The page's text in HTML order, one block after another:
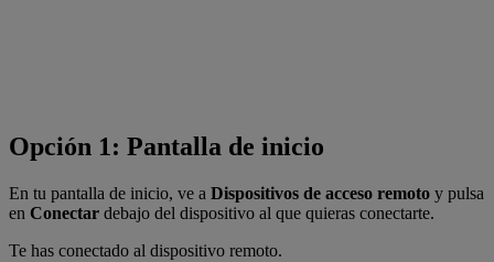
Opción 1: Pantalla de inicio
En tu pantalla de inicio, ve a Dispositivos de acceso remoto y pulsa
en Conectar debajo del dispositivo al que quieras conectarte.
Te has conectado al dispositivo remoto.